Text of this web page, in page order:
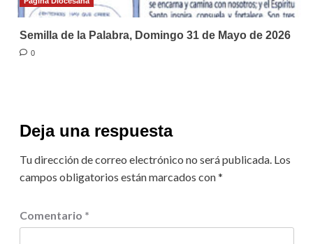
Semilla de la Palabra, Domingo 31 de Mayo de 2026
0
Deja una respuesta
Tu dirección de correo electrónico no será publicada. Los
campos obligatorios están marcados con*
Comentario *